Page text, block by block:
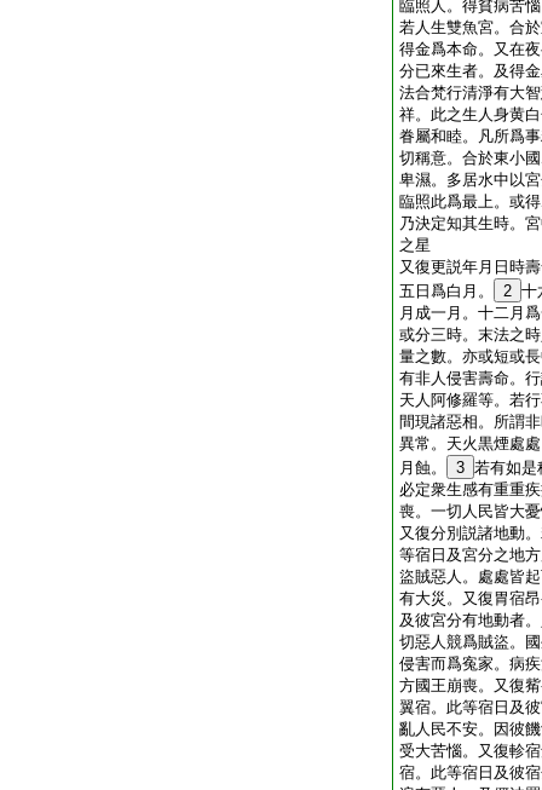
臨照人。得貧病苦惱
若人生雙魚宮。合
得金爲本命。又在
分已來生者。及得
法合梵行清淨有大
祥。此之生人身黄
眷屬和睦。凡所爲
切稱意。合於東小
卑濕。多居水中以
臨照此爲最上。或
乃決定知其生時。
之星
又復更説年月日時
五日爲白月。
2 十
月成一月。十二月
或分三時。末法之
量之數。亦或短或
有非人侵害壽命。
天人阿修羅等。若
間現諸惡相。所謂
異常。天火黒煙處
月蝕。
3 若有如是
必定衆生感有重重
喪。一切人民皆大
又復分別説諸地動
等宿日及宮分之地
盜賊惡人。處處皆
有大災。又復胃宿
及彼宮分有地動者
切惡人競爲賊盜。
侵害而爲寃家。病
方國王崩喪。又復
翼宿。此等宿日及
亂人民不安。因彼
受大苦惱。又復軫
宿。此等宿日及彼